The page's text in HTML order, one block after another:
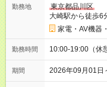
勤務地
東京都品川区
大崎駅から徒歩6
家電・AV機器
勤務時間 10:00-19:00（休
期間 2026年09月01